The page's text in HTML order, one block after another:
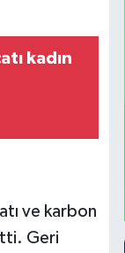
kadın
ve karbon
Geri